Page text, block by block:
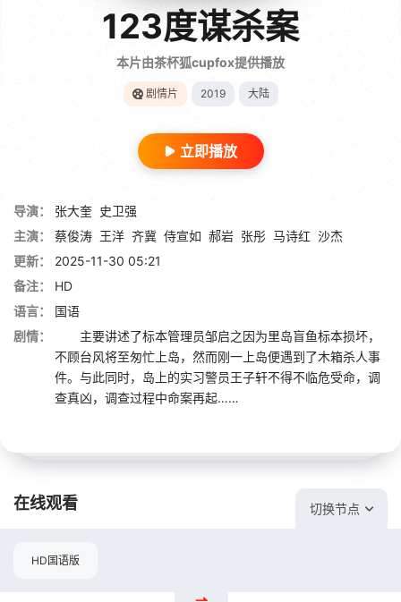
123度谋杀案
本片由茶杯狐cupfox提供播放
剧情片 2019 大陆
立即播放
导演： 张大奎 史卫强
主演：
蔡俊涛 王洋 齐冀 侍宣如 郝岩 张彤 马诗红 沙杰
更新：
2025-11-30 05:21
备注：
HD
语言：
国语
剧情：
主要讲述了标本管理员邹启之因为里岛盲鱼标本损坏，
不顾台风将至匆忙上岛，然而刚一上岛便遇到了木箱杀人事
件。与此同时，岛上的实习警员王子轩不得不临危受命，调
查真凶，调查过程中命案再起……
在线观看 切换节点
HD国语版